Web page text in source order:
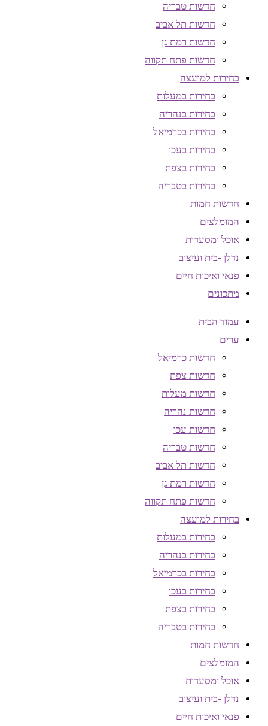
חדשות טבריה
חדשות תל אביב
חדשות רמת גן
חדשות פתח תקווה
בחירות למועצה
בחירות במעלות
בחירות בנהריה
בחירות בכרמיאל
בחירות בעכו
בחירות בצפת
בחירות בטבריה
חדשות חמות
המומלצים
אוכל ומסעדות
נדלן -בית ועיצוב
פנאי ואיכות חיים
מתכונים
עמוד הבית
ערים
חדשות כרמיאל
חדשות צפת
חדשות מעלות
חדשות נהריה
חדשות עכו
חדשות טבריה
חדשות תל אביב
חדשות רמת גן
חדשות פתח תקווה
בחירות למועצה
בחירות במעלות
בחירות בנהריה
בחירות בכרמיאל
בחירות בעכו
בחירות בצפת
בחירות בטבריה
חדשות חמות
המומלצים
אוכל ומסעדות
נדלן -בית ועיצוב
פנאי ואיכות חיים